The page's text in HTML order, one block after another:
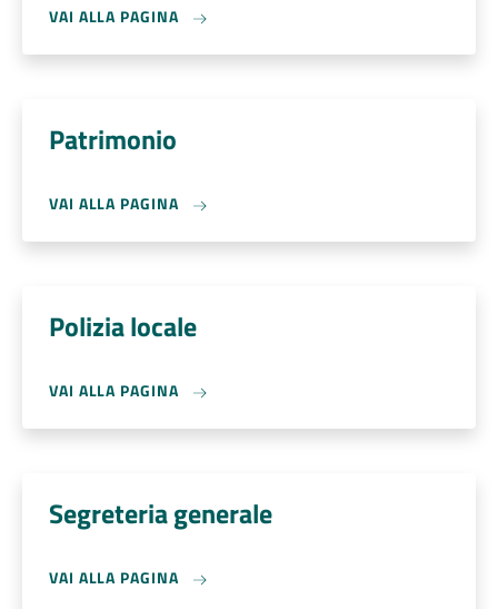
VAI ALLA PAGINA
Patrimonio
VAI ALLA PAGINA
Polizia locale
VAI ALLA PAGINA
Segreteria generale
VAI ALLA PAGINA